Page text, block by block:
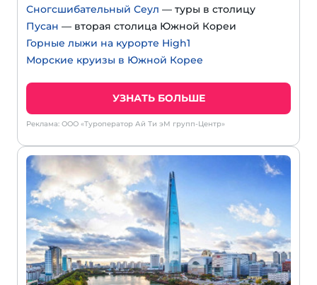
Сногсшибательный Сеул — туры в столицу
Пусан — вторая столица Южной Кореи
Горные лыжи на курорте High1
Морские круизы в Южной Корее
УЗНАТЬ БОЛЬШЕ
Реклама: ООО «Туроператор Ай Ти эМ групп-Центр»